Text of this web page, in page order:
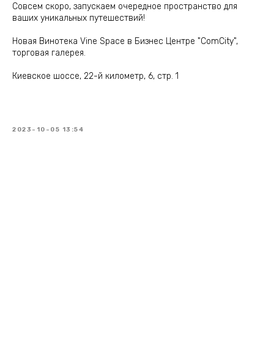
Cовсем скоро, запускаем очередное пространство для
ваших уникальных путешествий!
Новая Винотека Vine Space в Бизнес Центре "ComCity",
торговая галерея.
Киевское шоссе, 22-й километр, 6, стр. 1
2023-10-05 13:54